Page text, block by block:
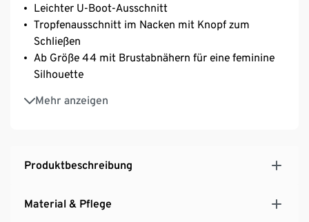
Leichter U-Boot-Ausschnitt
Tropfenausschnitt im Nacken mit Knopf zum
Schließen
Ab Größe 44 mit Brustabnähern für eine feminine
Silhouette
Mehr anzeigen
In dekorativem Glencheck-Dessin – ein Klassiker der
Damenmode
Produktbeschreibung
Material & Pflege